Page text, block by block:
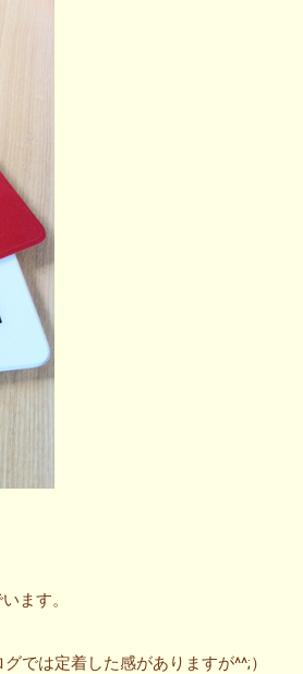
ます。
では定着した感がありますが^^;）